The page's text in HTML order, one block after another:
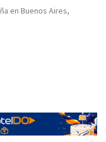
en Buenos Aires,